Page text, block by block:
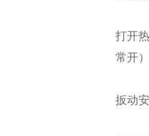
打开
常开
扳动